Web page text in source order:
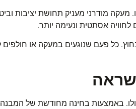
מודרני מעניק תחושת יציבות
אסתטית ונעימה יותר.
כל פעם שנוגעים במעקה או
באמצעות בחינה מחודשת של